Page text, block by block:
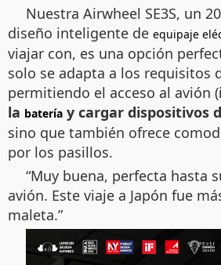
Nuestra Airwheel SE3S, un
diseño inteligente de equipaje
viajar con, es una opción
solo se adapta a los requisitos
permitiendo el acceso al avión (
la batería y cargar dispositivos
sino que también ofrece
por los pasillos.
“Muy buena, perfecta hasta
avión. Este viaje a Japón fue
maleta.”